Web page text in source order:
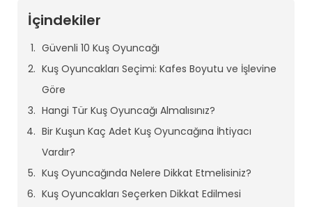
İçindekiler
Güvenli 10 Kuş Oyuncağı
Kuş Oyuncakları Seçimi: Kafes Boyutu ve İşlevine
Göre
Hangi Tür Kuş Oyuncağı Almalısınız?
Bir Kuşun Kaç Adet Kuş Oyuncağına İhtiyacı
Vardır?
Kuş Oyuncağında Nelere Dikkat Etmelisiniz?
Kuş Oyuncakları Seçerken Dikkat Edilmesi